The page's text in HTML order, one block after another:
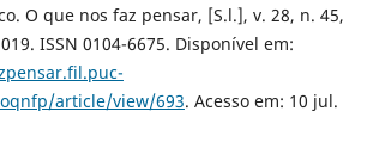
O que nos faz pensar, [S.l.], v. 28, n. 45,
ISSN 0104-6675. Disponível em:
article/view/693. Acesso em: 10 jul.